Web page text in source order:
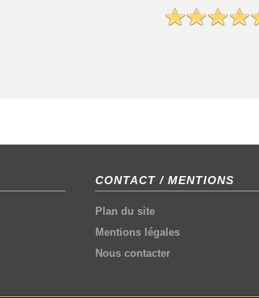
CONTACT / MENTIONS
Plan du site
Mentions légales
Nous contacter